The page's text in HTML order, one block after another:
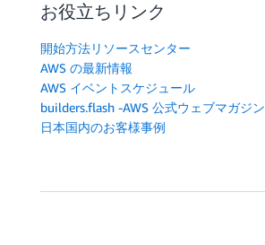
お役立ちリンク
開始方法リソースセンター
AWS の最新情報
AWS イベントスケジュール
builders.flash -AWS 公式ウェブマガジン
日本国内のお客様事例